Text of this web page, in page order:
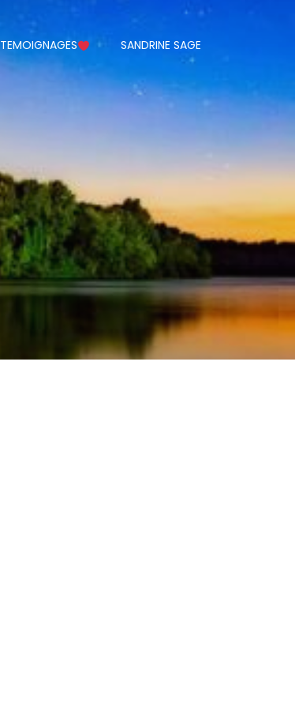
TEMOIGNAGES SANDRINE SAGE